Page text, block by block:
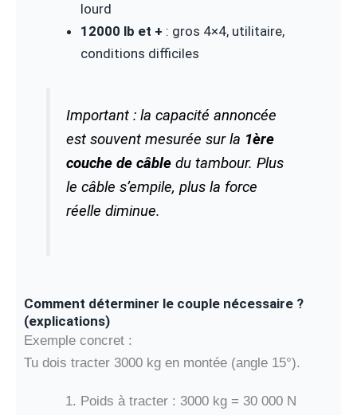
lourd
12000 lb et + : gros 4×4, utilitaire,
conditions difficiles
Important : la capacité annoncée
est souvent mesurée sur la 1ère
couche de câble du tambour. Plus
le câble s’empile, plus la force
réelle diminue.
Comment déterminer le couple nécessaire ?
(explications)
Exemple concret :
Tu dois tracter 3000 kg en montée (angle 15°).
Poids à tracter : 3000 kg = 30 000 N